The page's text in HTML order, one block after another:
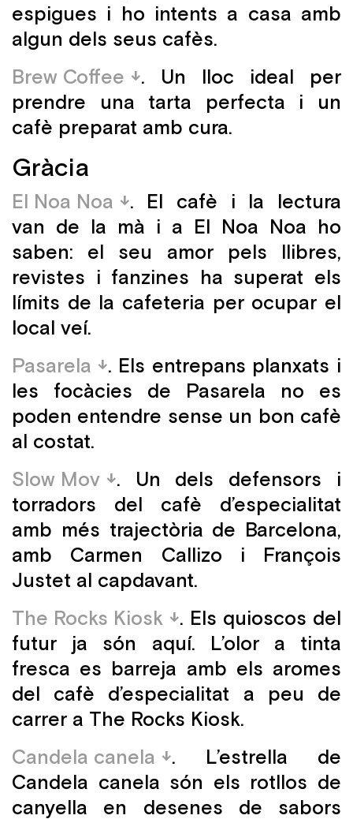
espigues i ho intents a casa amb
algun dels seus cafès.
Brew Coffee
. Un lloc ideal per
prendre una tarta perfecta i un
cafè preparat amb cura.
Gràcia
El Noa Noa
. El cafè i la lectura
van de la mà i a El Noa Noa ho
saben: el seu amor pels llibres,
revistes i fanzines ha superat els
límits de la cafeteria per ocupar el
local veí.
Pasarela
. Els entrepans planxats i
les focàcies de Pasarela no es
poden entendre sense un bon cafè
al costat.
Slow Mov
. Un dels defensors i
torradors del cafè d’especialitat
amb més trajectòria de Barcelona,
amb Carmen Callizo i François
Justet al capdavant.
The Rocks Kiosk
. Els quioscos del
futur ja són aquí. L’olor a tinta
fresca es barreja amb els aromes
del cafè d’especialitat a peu de
carrer a The Rocks Kiosk.
Candela canela
. L’estrella de
Candela canela són els rotllos de
canyella en desenes de sabors